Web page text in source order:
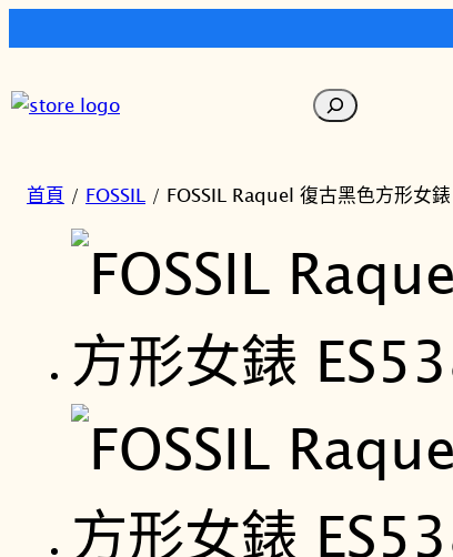
至
搜
首頁 / FOSSIL / FOSSIL Raquel 復古黑色方形女